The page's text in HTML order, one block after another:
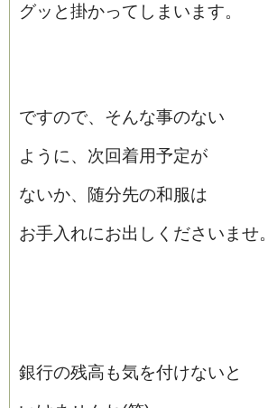
グッと掛かってしまいます。
ですので、そんな事のない
ように、次回着用予定が
ないか、随分先の和服は
お手入れにお出しくださいませ。
銀行の残高も気を付けないと